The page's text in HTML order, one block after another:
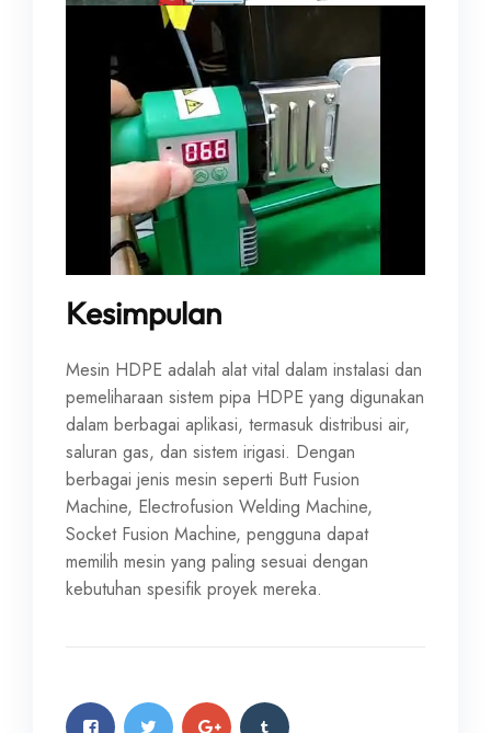
Kesimpulan
Mesin HDPE adalah alat vital dalam instalasi dan
pemeliharaan sistem pipa HDPE yang digunakan
dalam berbagai aplikasi, termasuk distribusi air,
saluran gas, dan sistem irigasi. Dengan
berbagai jenis mesin seperti Butt Fusion
Machine, Electrofusion Welding Machine,
Socket Fusion Machine, pengguna dapat
memilih mesin yang paling sesuai dengan
kebutuhan spesifik proyek mereka.